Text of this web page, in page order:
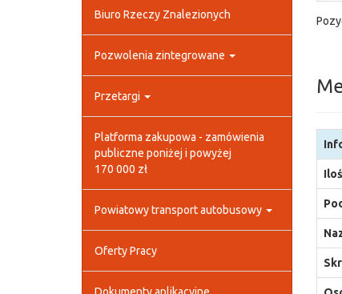
Biuro Rzeczy Znalezionych
Pozwolenia zintegrowane
Przetargi
Platforma zakupowa - zamówienia
publiczne poniżej i powyżej
170 000 zł
Powiatowy transport autobusowy
Oferty Pracy